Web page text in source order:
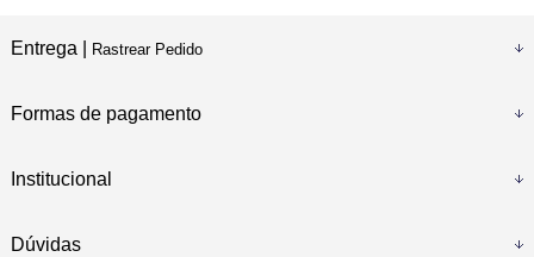
Entrega | Rastrear Pedido
Formas de pagamento
Institucional
Dúvidas